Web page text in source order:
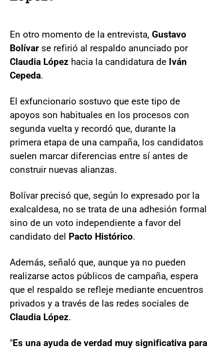
En otro momento de la entrevista, Gustavo
Bolívar se refirió al respaldo anunciado por
Claudia López hacia la candidatura de Iván
Cepeda.
El exfuncionario sostuvo que este tipo de
apoyos son habituales en los procesos con
segunda vuelta y recordó que, durante la
primera etapa de una campaña, los candidatos
suelen marcar diferencias entre sí antes de
construir nuevas alianzas.
Bolívar precisó que, según lo expresado por la
exalcaldesa, no se trata de una adhesión formal
sino de un voto independiente a favor del
candidato del Pacto Histórico.
Además, señaló que, aunque ya no pueden
realizarse actos públicos de campaña, espera
que el respaldo se refleje mediante encuentros
privados y a través de las redes sociales de
Claudia López.
"Es una ayuda de verdad muy significativa para